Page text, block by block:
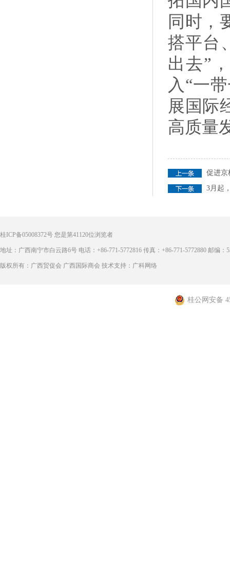
同时，
搭平台
出去”
入“一
展国际
高质量
促进京
3月起
桂ICP备05008372号 您是第41120位浏览者
地址：广西南宁市白云路6号 电话：+86-771-5772816 传真：+86-771-5772880 邮编：
版权所有：广西贸促会 广西国际商会 技术支持：广科网络
桂公网安备